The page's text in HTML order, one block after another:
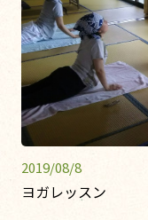
2019/08/8
ヨガレッスン